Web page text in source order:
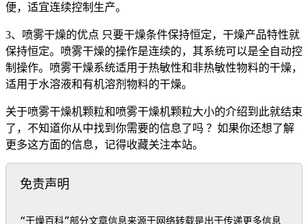
便，适宜连续控制生产。
3、喷雾干燥的优点 只要干燥条件保持恒定，干燥产品特性就
保持恒定。喷雾干燥的操作是连续的，其系统可以是全自动控
制操作。喷雾干燥系统适用于热敏性和非热敏性物料的干燥，
适用于水溶液和有机溶剂物料的干燥。
关于喷雾干燥机颗粒和喷雾干燥机颗粒大小的介绍到此就结束
了，不知道你从中找到你需要的信息了吗 ？如果你还想了解
更多这方面的信息，记得收藏关注本站。
免责声明
“干燥百科”部分文章信息来源于网络转载是出于传递更多信息